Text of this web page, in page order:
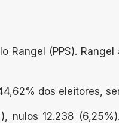
Rangel (PPS).
dos eleitores,
nulos 12.238